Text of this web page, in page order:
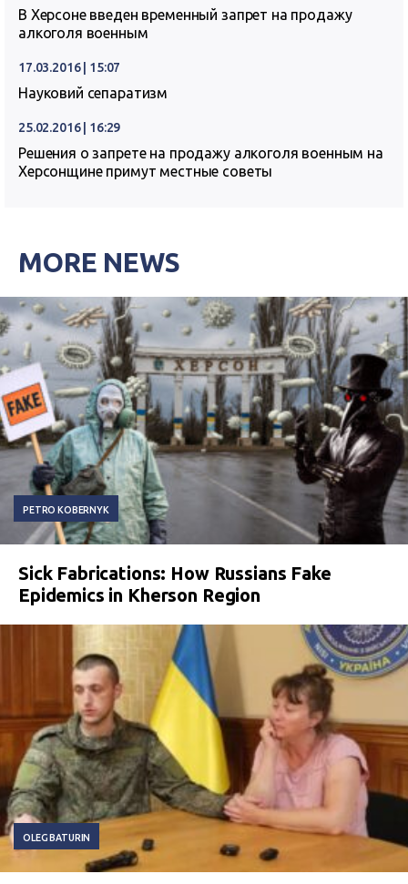
В Херсоне введен временный запрет на продажу
алкоголя военным
17.03.2016 | 15:07
Науковий сепаратизм
25.02.2016 | 16:29
Решения о запрете на продажу алкоголя военным на
Херсонщине примут местные советы
MORE NEWS
PETRO KOBERNYK
Sick Fabrications: How Russians Fake
Epidemics in Kherson Region
OLEG BATURIN